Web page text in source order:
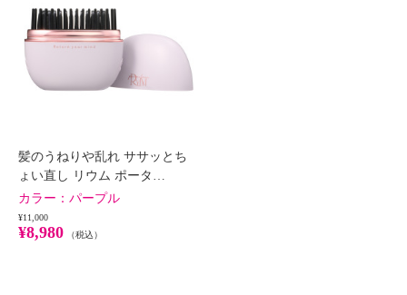
髪のうねりや乱れ ササッとち
ょい直し リウム ポータ…
カラー： パープル
¥11,000
¥8,980 （税込）